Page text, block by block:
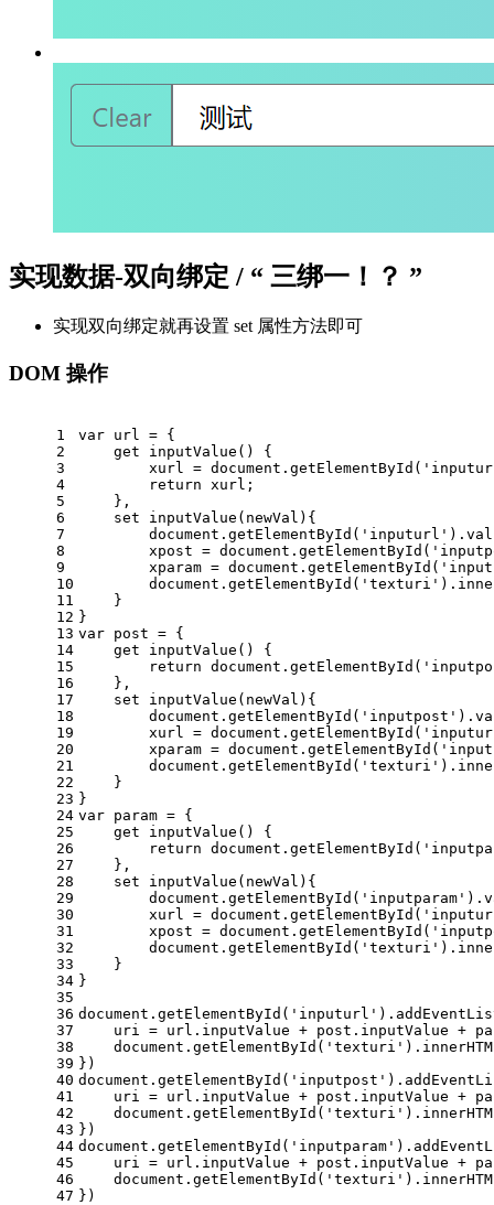
实现数据-双向绑定 / “ 三绑一！？ ”
实现双向绑定就再设置 set 属性方法即可
DOM 操作
1
2
3
4
5
6
7
8
9
10
11
12
13
14
15
16
17
18
19
20
21
22
23
24
25
26
27
28
29
30
31
32
33
34
35
36
37
38
39
40
41
42
43
44
45
46
47
var url = {
get inputValue() {
        xurl =
document .getElementById(
return xurl;
    },
set inputValue(newVal){
document .getElementById( 'inputurl'
        xpost =
document .getElementById(
        xparam =
document .getElementById(
document .getElementById( 'texturi'
    }
}
var post = {
get inputValue() {
return document .getElementById(
    },
set inputValue(newVal){
document .getElementById( 'inputpost'
        xurl =
document .getElementById(
        xparam =
document .getElementById(
document .getElementById( 'texturi'
    }
}
var param = {
get inputValue() {
return document .getElementById(
    },
set inputValue(newVal){
document .getElementById( 'inputparam'
        xurl =
document .getElementById(
        xpost =
document .getElementById(
document .getElementById( 'texturi'
    }
}
document .getElementById( 'inputurl'
uri = url.inputValue + post.inputValue +
document .getElementById( 'texturi'
})
document .getElementById( 'inputpost'
uri = url.inputValue + post.inputValue +
document .getElementById( 'texturi'
})
document .getElementById( 'inputparam'
uri = url.inputValue + post.inputValue +
document .getElementById( 'texturi'
})